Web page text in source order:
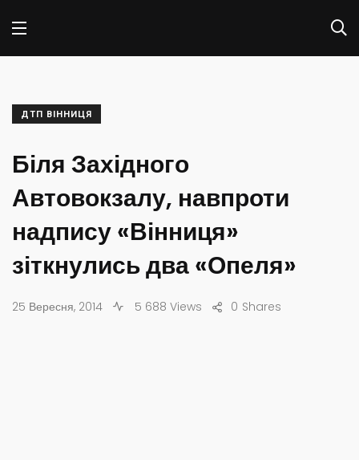
ДТП ВІННИЦЯ
Біля Західного
Автовокзалу, навпроти
надпису «Вінниця»
зіткнулись два «Опеля»
25 Вересня, 2014 5 688 Views Shares
0